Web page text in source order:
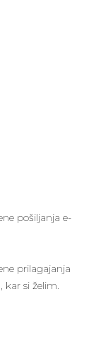
pošiljanja e-
prilagajanja
kar si želim.